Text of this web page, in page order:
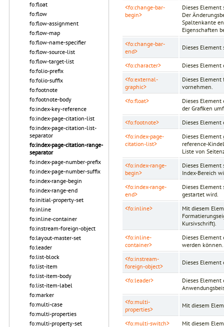
fo:float
fo:flow
fo:flow-assignment
fo:flow-map
fo:flow-name-specifier
fo:flow-source-list
fo:flow-target-list
fo:folio-prefix
fo:folio-suffix
fo:footnote
fo:footnote-body
fo:index-key-reference
fo:index-page-citation-list
fo:index-page-citation-list-
separator
fo:index-page-citation-range-
separator
fo:index-page-number-prefix
fo:index-page-number-suffix
fo:index-range-begin
fo:index-range-end
fo:initial-property-set
fo:inline
fo:inline-container
fo:instream-foreign-object
fo:layout-master-set
fo:leader
fo:list-block
fo:list-item
fo:list-item-body
fo:list-item-label
fo:marker
fo:multi-case
fo:multi-properties
fo:multi-property-set
<fo:change-bar-
begin>
Dieses Element
Der
Spaltenkante
Eigenschaften
<fo:change-bar-
end>
Dieses Element
<fo:character>
Dieses
<fo:external-
graphic>
Dieses
vornehmen.
<fo:float>
Dieses
der Grafiken
<fo:footnote>
Dieses
<fo:index-page-
citation-list>
Dieses Element
reference-
Liste von
<fo:index-range-
begin>
Dieses
Index-Bereich
<fo:index-range-
end>
Dieses Element
gestartet wird.
<fo:inline>
Mit diesem
Kursivschrift).
<fo:inline-
container>
Dieses
werden können.
<fo:instream-
foreign-object>
Dieses
<fo:leader>
Dieses
<fo:multi-
properties>
Mit diesem
<fo:multi-switch>
Mit diesem